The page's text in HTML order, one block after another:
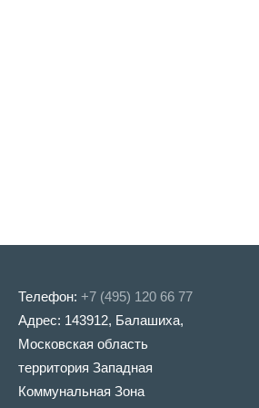
Телефон: +7 (495) 120 66 77
Адрес: 143912, Балашиха,
Московская область
территория Западная
Коммунальная Зона